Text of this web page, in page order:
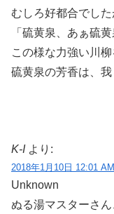
むしろ好都合でした
「硫黄泉、あぁ硫黄
この様な力強い川
硫黄泉の芳香は、
K-I より:
2018年1月10日 12:01 AM
Unknown
ぬる湯マスターさん